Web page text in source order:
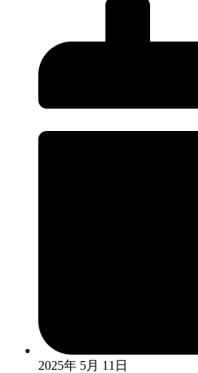
2025年 5月 11日